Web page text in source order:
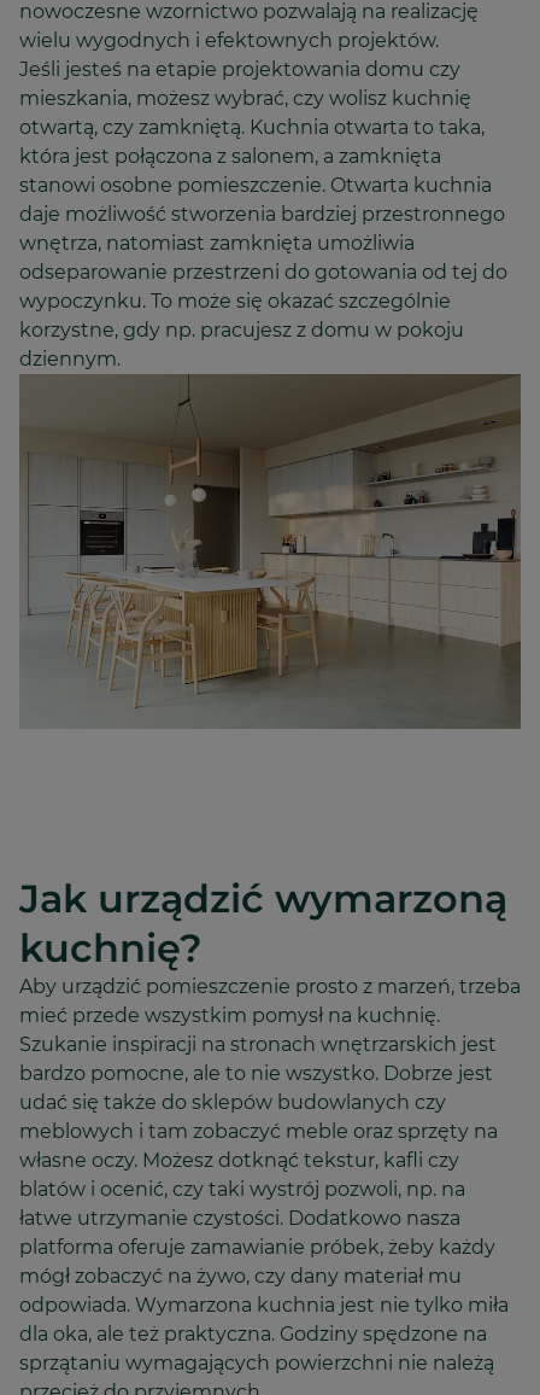
nowoczesne wzornictwo pozwalają na realizację
wielu wygodnych i efektownych projektów.
Jeśli jesteś na etapie projektowania domu czy
mieszkania, możesz wybrać, czy wolisz kuchnię
otwartą, czy zamkniętą. Kuchnia otwarta to taka,
która jest połączona z salonem, a zamknięta
stanowi osobne pomieszczenie. Otwarta kuchnia
daje możliwość stworzenia bardziej przestronnego
wnętrza, natomiast zamknięta umożliwia
odseparowanie przestrzeni do gotowania od tej do
wypoczynku. To może się okazać szczególnie
korzystne, gdy np. pracujesz z domu w pokoju
dziennym.
Jak urządzić wymarzoną
kuchnię?
Aby urządzić pomieszczenie prosto z marzeń, trzeba
mieć przede wszystkim pomysł na kuchnię.
Szukanie inspiracji na stronach wnętrzarskich jest
bardzo pomocne, ale to nie wszystko. Dobrze jest
udać się także do sklepów budowlanych czy
meblowych i tam zobaczyć meble oraz sprzęty na
własne oczy. Możesz dotknąć tekstur, kafli czy
blatów i ocenić, czy taki wystrój pozwoli, np. na
łatwe utrzymanie czystości. Dodatkowo nasza
platforma oferuje zamawianie próbek, żeby każdy
mógł zobaczyć na żywo, czy dany materiał mu
odpowiada. Wymarzona kuchnia jest nie tylko miła
dla oka, ale też praktyczna. Godziny spędzone na
sprzątaniu wymagających powierzchni nie należą